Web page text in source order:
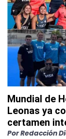
Mundial de
Leonas ya
certamen
PorRedacción